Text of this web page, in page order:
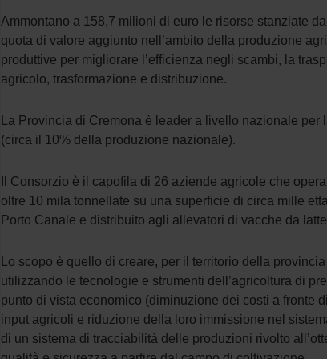
Ammontano a 158,7 milioni di euro le risorse stanziate
quota di valore aggiunto nell’ambito della produzione
produttive per migliorare l’efficienza negli scambi, la
agricolo, trasformazione e distribuzione.
La Provincia di Cremona è leader a livello nazionale
(circa il 10% della produzione nazionale).
Il Consorzio è il capofila di 26 aziende agricole che
oltre 10 mila tonnellate su una superficie di circa mille
Porto Canale e distribuito agli allevatori di vacche da
Lo scopo è quello di creare, per il territorio della
utilizzando le tecnologie e strumenti dell’agricoltura di
punto di vista economico (diminuzione dei costi a fronte
input agricoli e riduzione della loro immissione nel
di un sistema di tracciabilità delle produzioni rivolto